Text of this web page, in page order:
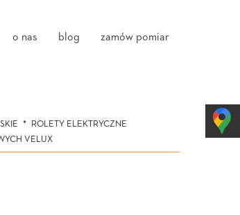
o nas blog zamów pomiar
ROLETY ELEKTRYCZNE
VELUX